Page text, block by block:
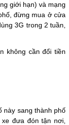
giới hạn) và mạng
đừng mua ở cửa
3G trong 2 tuần,
không cần đổi tiền
này sang thành phố
đưa đón tận nơi,